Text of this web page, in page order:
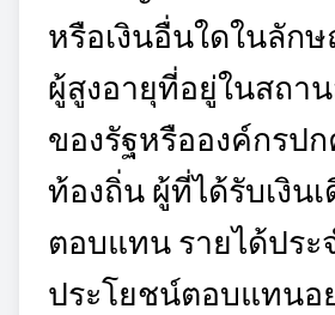
หรือเงินอื่นใดในลัก
ผู้สูงอายุที่อยู่ในสถาน
ของรัฐหรือองค์กรป
ท้องถิ่น ผู้ที่ได้รับเงิน
ตอบแทน รายได้ประ
ประโยชน์ตอบแทนอ